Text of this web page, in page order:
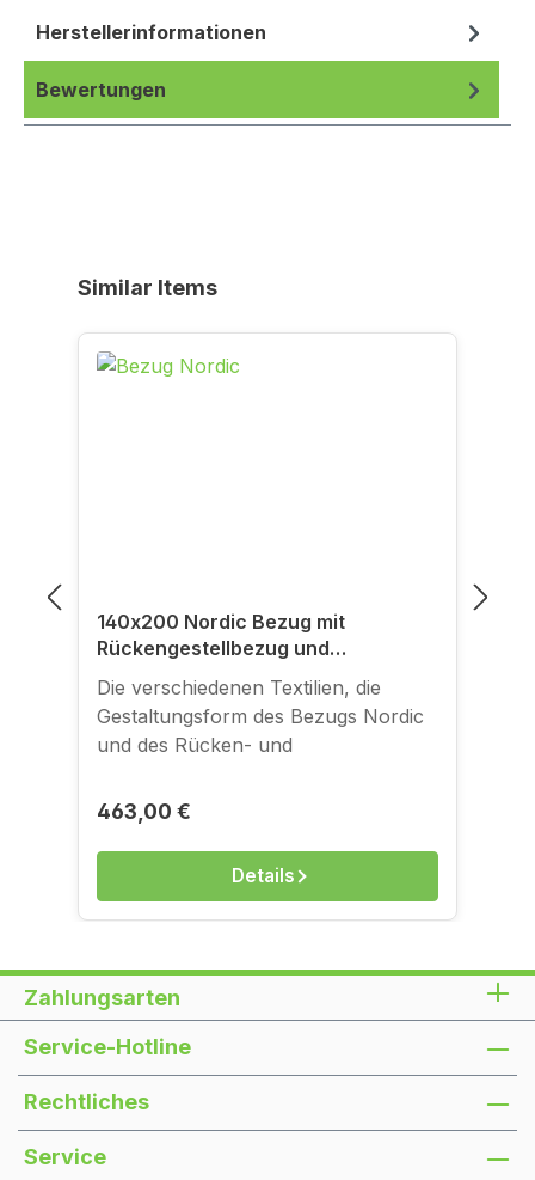
Herstellerinformationen
Bewertungen
Produktgalerie überspringen
Similar Items
140x200 Nordic Bezug mit
Rückengestellbezug und
Sitzgestellbezug für
Klappsofagestelle
Die verschiedenen Textilien, die
Gestaltungsform des Bezugs Nordic
und des Rücken- und
der Bildergalerie anschauen. Zum
Anfassen gibt es die Bezüge in
unserem Ladengeschäft in der
Regulärer Preis:
463,00 €
Details
Zahlungsarten
Service-Hotline
Rechtliches
Service